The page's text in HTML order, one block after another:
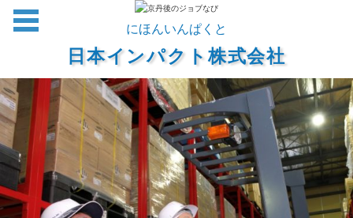
にほんいんぱくと
日本インパクト株式会社